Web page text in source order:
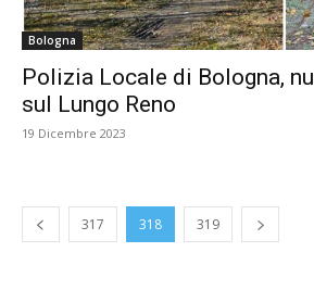
Bologna
Polizia Locale di Bologna,
sul Lungo Reno
19 Dicembre 2023
317 318 319